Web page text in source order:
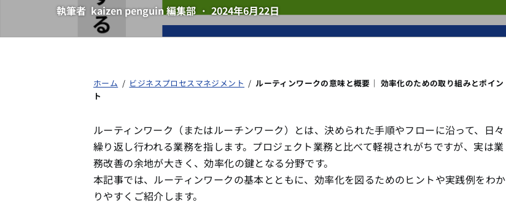
執筆者 kaizen penguin 編集部 2024年6月22日
ホーム / ビジネスプロセスマネジメント / ルーティンワークの意味と概要｜ 効率化のための取り組みとポイン
ト
ルーティンワーク（またはルーチンワーク）とは、決められた手順やフローに沿って、日々
繰り返し行われる業務を指します。プロジェクト業務と比べて軽視されがちですが、実は業
務改善の余地が大きく、効率化の鍵となる分野です。
本記事では、ルーティンワークの基本とともに、効率化を図るためのヒントや実践例をわか
りやすくご紹介します。